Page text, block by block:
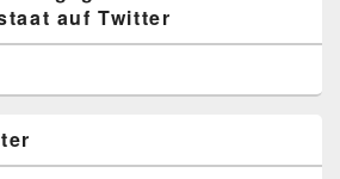
auf Twitter